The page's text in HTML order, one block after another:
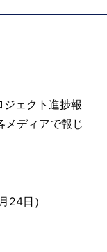
ェクト進捗報
メディアで報じ
24日）